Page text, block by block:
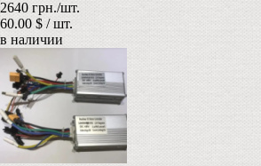
2640 грн./шт.
60.00 $ / шт.
в наличии